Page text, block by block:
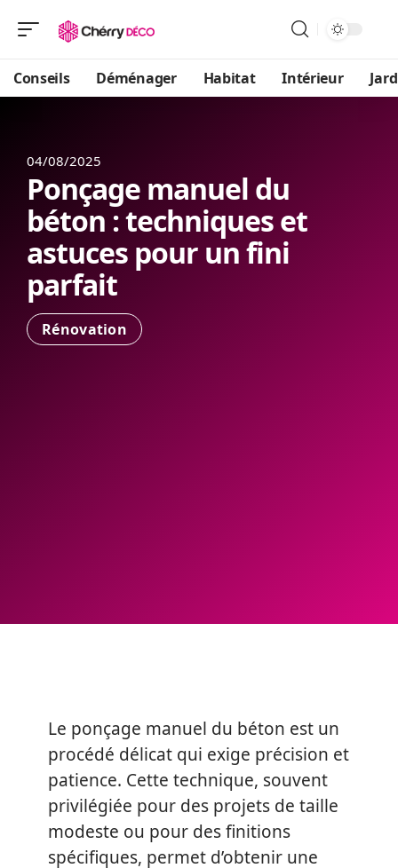
Conseils Déménager Habitat Intérieur
04/08/2025
Ponçage manuel du
béton : techniques et
astuces pour un fini
parfait
Rénovation
Le ponçage manuel du béton est un
procédé délicat qui exige précision et
patience. Cette technique, souvent
privilégiée pour des projets de taille
modeste ou pour des finitions
spécifiques, permet d’obtenir une